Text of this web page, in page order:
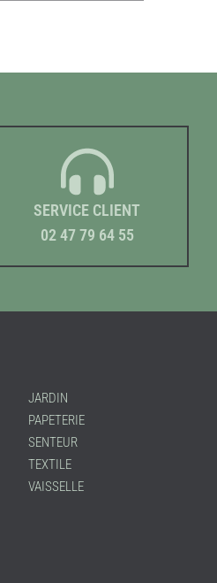
SERVICE CLIENT
02 47 79 64 55
JARDIN
PAPETERIE
SENTEUR
TEXTILE
VAISSELLE